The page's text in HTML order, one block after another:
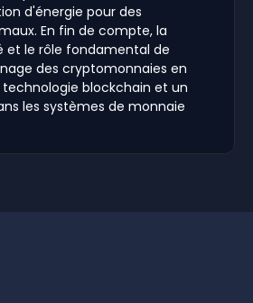
d'énergie pour des
En fin de compte, la
et le rôle fondamental de
des cryptomonnaies en
blockchain et un
les systèmes de monnaie